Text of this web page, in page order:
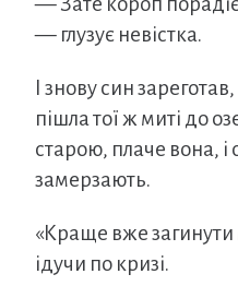
— глузує невістка.
І знову син
пішла тої ж миті до
старою, плаче вона, і
замерзають.
«Краще вже
ідучи по кризі.